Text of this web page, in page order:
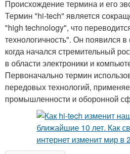
Происхождение термина и его
Термин "hi-tech" является
"high technology", что
технологичность". Он появился
когда начался стремительный
в области электроники и
Первоначально термин
передовых технологий,
промышленности и оборонной